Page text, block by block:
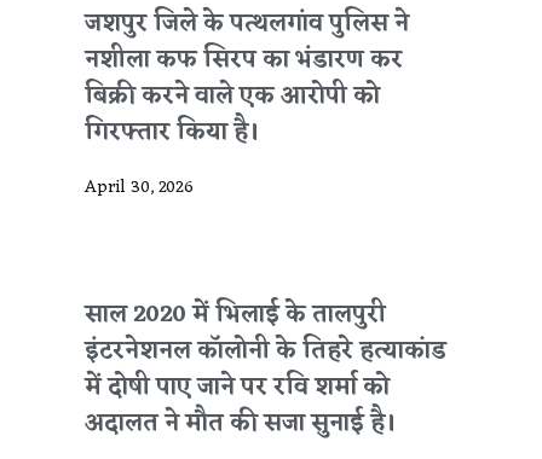
जशपुर जिले के पत्थलगांव पुलिस ने
नशीला कफ सिरप का भंडारण कर
बिक्री करने वाले एक आरोपी को
गिरफ्तार किया है।
April 30, 2026
साल 2020 में भिलाई के तालपुरी
इंटरनेशनल कॉलोनी के तिहरे हत्याकांड
में दोषी पाए जाने पर रवि शर्मा को
अदालत ने मौत की सजा सुनाई है।